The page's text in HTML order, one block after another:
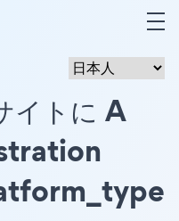
イトに A